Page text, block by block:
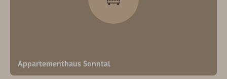
Appartementhaus Sonntal